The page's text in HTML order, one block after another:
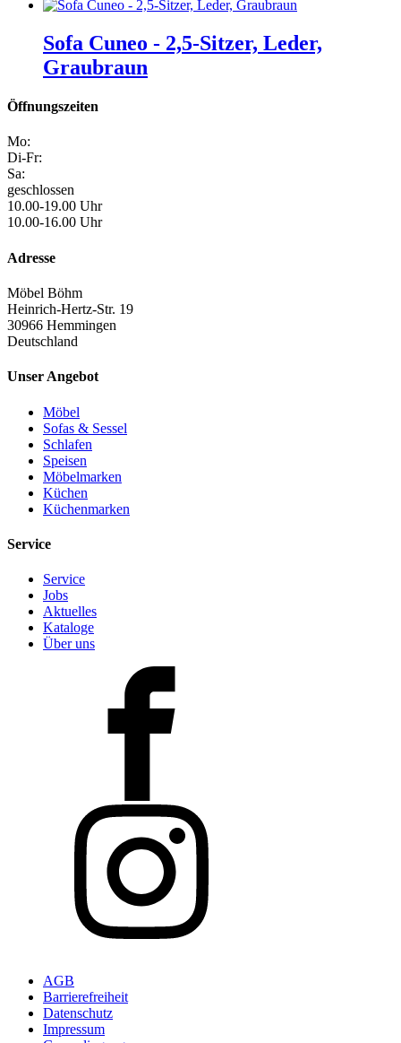
Sofa Cuneo - 2,5-Sitzer, Leder,
Graubraun
Öffnungszeiten
Mo:
Di-Fr:
Sa:
geschlossen
10.00-19.00 Uhr
10.00-16.00 Uhr
Adresse
Möbel Böhm
Heinrich-Hertz-Str. 19
30966 Hemmingen
Deutschland
Unser Angebot
Möbel
Sofas & Sessel
Schlafen
Speisen
Möbelmarken
Küchen
Küchenmarken
Service
Service
Jobs
Aktuelles
Kataloge
Über uns
AGB
Barrierefreiheit
Datenschutz
Impressum